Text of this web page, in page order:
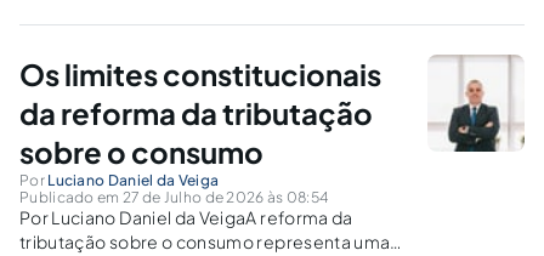
consequências jurídicas distintas. Na Lei nº
importância, pois a pessoa jurídica responde
objetivamente pelos atos lesivos praticados
em seu interesse...
Os limites constitucionais
da reforma da tributação
sobre o consumo
Por Luciano Daniel da Veiga
Publicado em 27 de Julho de 2026 às 08:54
Por Luciano Daniel da VeigaA reforma da
tributação sobre o consumo representa uma